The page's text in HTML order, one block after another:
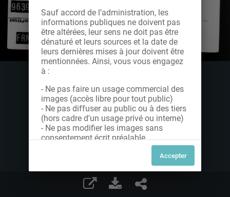
Sauf accord de l’administration, les
informations publiques ne doivent pas
être altérées, leur sens ne doit pas être
dénaturé et leurs sources et la date de
leurs dernières mises à jour doivent être
mentionnées. Ainsi, vous vous engagez
à :
- Ne pas faire un usage commercial des
images (accès libre pour tout public)
- Ne pas diffuser au public ou à des tiers
(hors cadre d'un usage privé ou interne)
- Ne pas modifier les images sans
consentement écrit préalable
Dans le cas contraire, nous vous invitons
à nous contacter afin de solliciter le type
de Licence souhaitée parmi celles
proposées et le cas échéant, acquitter